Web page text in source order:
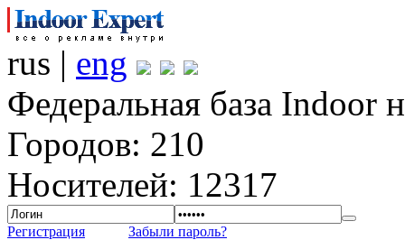
rus | eng
Федеральная база Indoor
Городов: 210
Носителей: 12317
Регистрация Забыли пароль?